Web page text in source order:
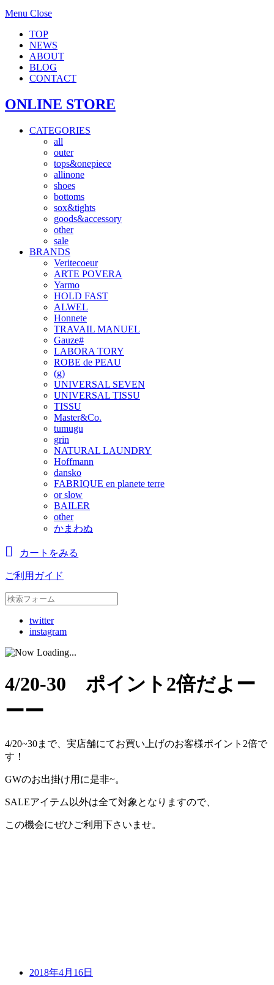
Menu Close
TOP
NEWS
ABOUT
BLOG
CONTACT
ONLINE STORE
CATEGORIES
all
outer
tops&onepiece
allinone
shoes
bottoms
sox&tights
goods&accessory
other
sale
BRANDS
Veritecoeur
ARTE POVERA
Yarmo
HOLD FAST
ALWEL
Honnete
TRAVAIL MANUEL
Gauze#
LABORA TORY
ROBE de PEAU
(g)
UNIVERSAL SEVEN
UNIVERSAL TISSU
TISSU
Master&Co.
tumugu
grin
NATURAL LAUNDRY
Hoffmann
dansko
FABRIQUE en planete terre
or slow
BAILER
other
かまわぬ
カートをみる
ご利用ガイド
twitter
instagram
4/20-30 ポイント2倍だよー
ーー
4/20~30まで、実店舗にてお買い上げのお客様ポイント2倍で
す！
GWのお出掛け用に是非~。
SALEアイテム以外は全て対象となりますので、
この機会にぜひご利用下さいませ。
2018年4月16日